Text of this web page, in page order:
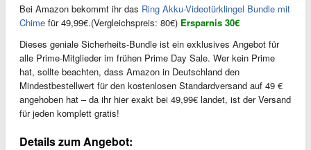
Bei Amazon bekommt ihr das Ring Akku-Videotürklingel Bundle mit
Chime für 49,99€.(Vergleichspreis: 80€) Ersparnis 30€
Dieses geniale Sicherheits-Bundle ist ein exklusives Angebot für
alle Prime-Mitglieder im frühen Prime Day Sale. Wer kein Prime
hat, sollte beachten, dass Amazon in Deutschland den
Mindestbestellwert für den kostenlosen Standardversand auf 49 €
angehoben hat – da ihr hier exakt bei 49,99€ landet, ist der Versand
für jeden komplett gratis!
Details zum Angebot: